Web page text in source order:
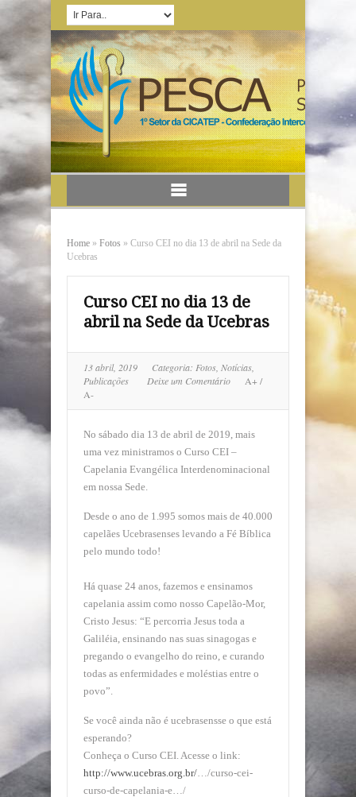
Home » Fotos » Curso CEI no dia 13 de abril na Sede da
Ucebras
Curso CEI no dia 13 de
abril na Sede da Ucebras
13 abril, 2019 Categoria: Fotos Notícias
Publicações
Deixe um Comentário A+/
A-
No sábado dia 13 de abril de 2019, mais
uma vez ministramos o Curso CEI –
Capelania Evangélica Interdenominacional
em nossa Sede.
Desde o ano de 1.995 somos mais de 40.000
capelães Ucebrasenses levando a Fé Bíblica
pelo mundo todo!
Há quase 24 anos, fazemos e ensinamos
capelania assim como nosso Capelão-Mor,
Cristo Jesus: “E percorria Jesus toda a
Galiléia, ensinando nas suas sinagogas e
pregando o evangelho do reino, e curando
todas as enfermidades e moléstias entre o
povo”.
Se você ainda não é ucebrasensse o que está
esperando?
Conheça o Curso CEI. Acesse o link:
http://www.ucebras.org.br/…/curso-cei-
curso-de-capelania-e…/